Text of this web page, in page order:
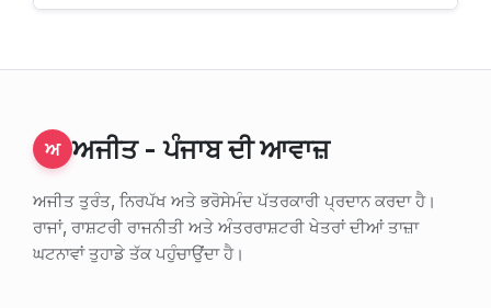
ਅ ਅਜੀਤ - ਪੰਜਾਬ ਦੀ ਆਵਾਜ਼
ਅਜੀਤ ਤੁਰੰਤ, ਨਿਰਪੱਖ ਅਤੇ ਭਰੋਸੇਮੰਦ ਪੱਤਰਕਾਰੀ ਪ੍ਰਦਾਨ ਕਰਦਾ ਹੈ।
ਰਾਜਾਂ, ਰਾਸ਼ਟਰੀ ਰਾਜਨੀਤੀ ਅਤੇ ਅੰਤਰਰਾਸ਼ਟਰੀ ਖੇਤਰਾਂ ਦੀਆਂ ਤਾਜ਼ਾ
ਘਟਨਾਵਾਂ ਤੁਹਾਡੇ ਤੱਕ ਪਹੁੰਚਾਉਂਦਾ ਹੈ।